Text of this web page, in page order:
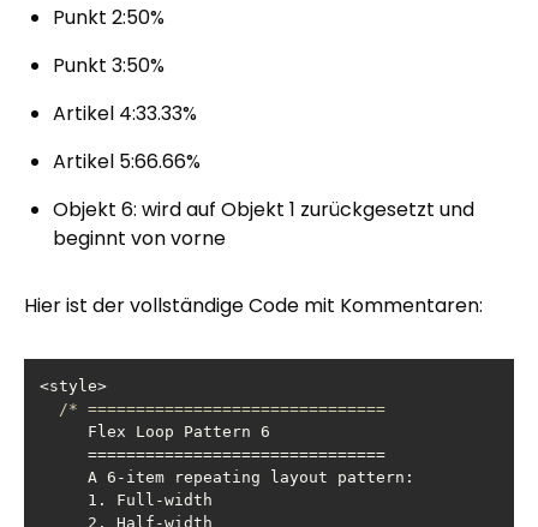
Punkt 2:50%
Punkt 3:50%
Artikel 4:33.33%
Artikel 5:66.66%
Objekt 6: wird auf Objekt 1 zurückgesetzt und
beginnt von vorne
Hier ist der vollständige Code mit Kommentaren: